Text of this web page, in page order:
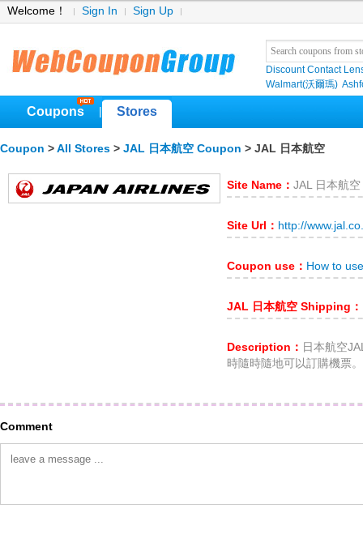
Welcome！ Sign In Sign Up
Discount Contact
Walmart(沃爾瑪)
Coupons Stores
Coupon > All Stores > JAL 日本航空 Coupon > JAL 日本航空
Site Name： JAL 日本航空
Site Url： http://
Coupon use： How to
JAL 日本航空 Shipping：
Description： 日本航空
時隨時隨地可以訂購機票。
Comment